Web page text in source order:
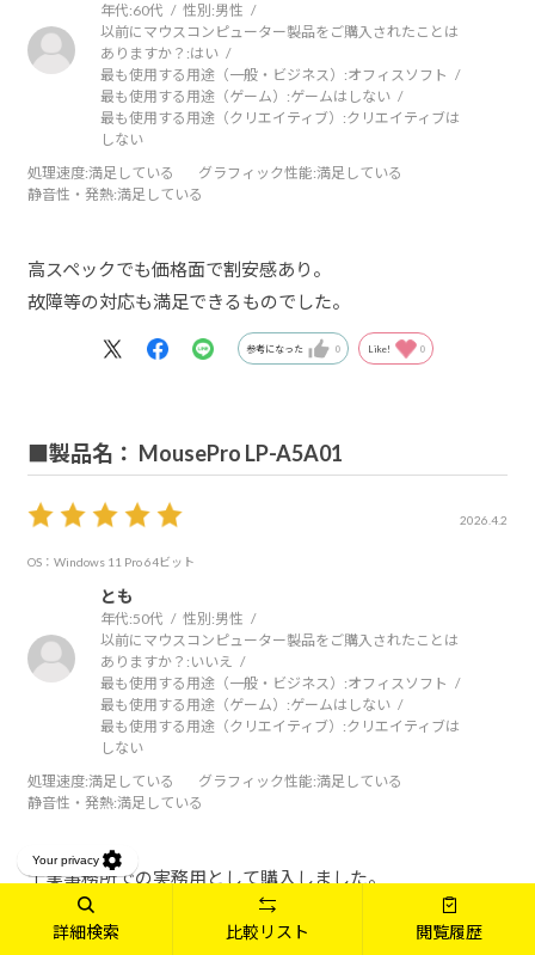
年代:60代 性別:男性
以前にマウスコンピューター製品をご購入されたことは
ありますか？:はい
最も使用する用途（一般・ビジネス）:オフィスソフト
最も使用する用途（ゲーム）:ゲームはしない
最も使用する用途（クリエイティブ）:クリエイティブは
しない
処理速度:満足している グラフィック性能:満足している
静音性・発熱:満足している
高スペックでも価格面で割安感あり。
故障等の対応も満足できるものでした。
参考になった 0 Like! 0
■製品名： MousePro LP-A5A01
2026.4.2
OS：Windows 11 Pro 64ビット
とも
年代:50代 性別:男性
以前にマウスコンピューター製品をご購入されたことは
ありますか？: いいえ
最も使用する用途（一般・ビジネス）:オフィスソフト
最も使用する用途（ゲーム）:ゲームはしない
最も使用する用途（クリエイティブ）:クリエイティブは
しない
処理速度:満足している グラフィック性能:満足している
静音性・発熱:満足している
士業事務所での実務用として購入しました。
Windows 11 Pro、Ryzen 5 5500GT、16GBメモリの構成
詳細検索 比較リスト 閲覧履歴